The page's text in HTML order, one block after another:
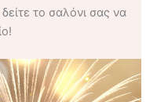
το σαλόνι σας να